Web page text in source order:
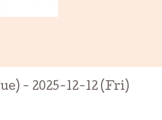
- 2025-12-12 (Fri)